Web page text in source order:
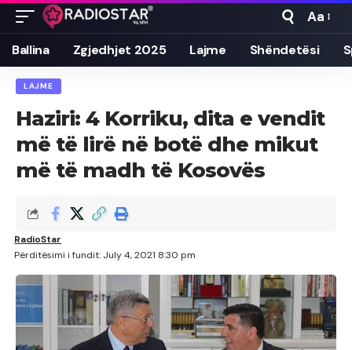
Font
Resizer
Aa
Ballina Zgjedhjet 2025 Lajme Shëndetësi
LAJME
Haziri: 4 Korriku, dita e vendit
më të lirë në botë dhe mikut
më të madh të Kosovës
Përditësimi i fundit: July 4, 2021 8:30 pm
RadioStar